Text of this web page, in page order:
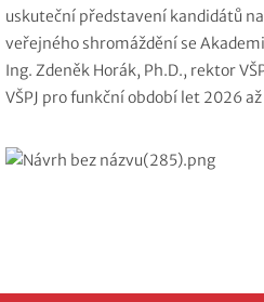
uskuteční představení kandidátů
veřejného shromáždění se
Ing. Zdeněk Horák, Ph.D., rektor
VŠPJ pro funkční období let 2026